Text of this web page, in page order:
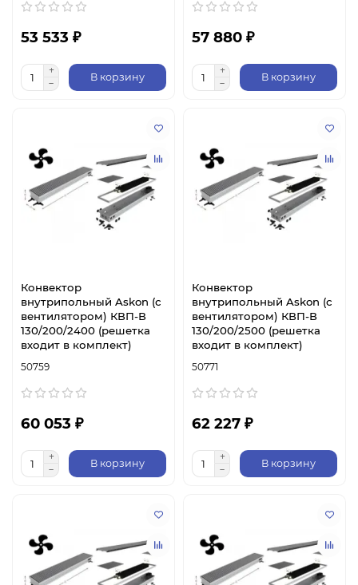
53 533 ₽
В корзину
57 880 ₽
В корзину
Конвектор
внутрипольный Askon (с
вентилятором) КВП-В
130/200/2400 (решетка
входит в комплект)
50759
60 053 ₽
В корзину
Конвектор
внутрипольный Askon (с
вентилятором) КВП-В
130/200/2500 (решетка
входит в комплект)
50771
62 227 ₽
В корзину